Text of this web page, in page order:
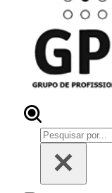
Pesquisar
por...